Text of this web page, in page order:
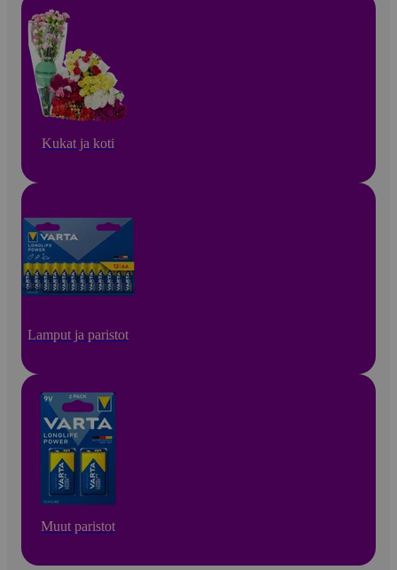
Kukat ja koti
Lamput ja paristot
Muut paristot